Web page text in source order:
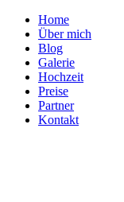
Home
Über mich
Blog
Galerie
Hochzeit
Preise
Partner
Kontakt